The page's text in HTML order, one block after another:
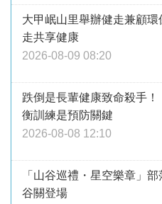
大甲岷山里舉辦健走兼顧
走共享健康
2026-08-09 08:20
跌倒是長輩健康致命殺手
衡訓練是預防關鍵
2026-08-08 12:10
「山谷巡禮・星空樂章」
谷關登場